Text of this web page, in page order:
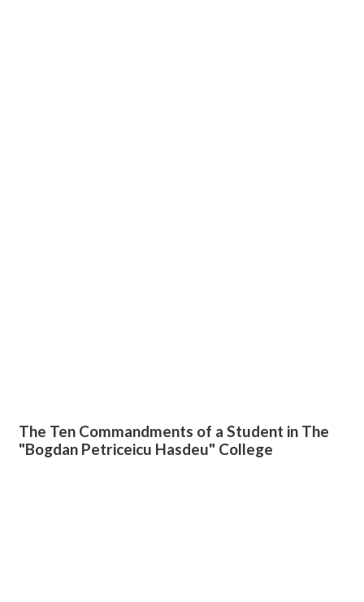
The Ten Commandments of a Student in The
"Bogdan Petriceicu Hasdeu" College